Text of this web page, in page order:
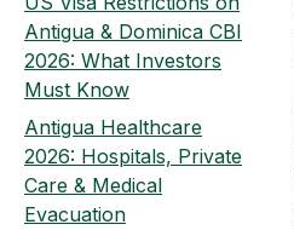
Antigua & Dominica CBI
2026: What Investors
Must Know
Antigua Healthcare
2026: Hospitals, Private
Care & Medical
Evacuation